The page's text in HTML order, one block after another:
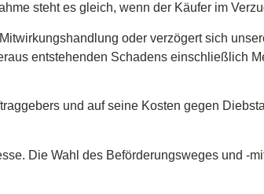
steht es gleich, wenn der Käufer im
oder verzögert sich
entstehenden Schadens einschließlich
und auf seine Kosten gegen
Die Wahl des Beförderungsweges und -